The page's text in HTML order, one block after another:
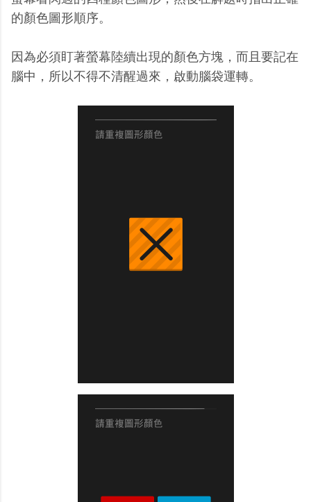
的顏色圖形順序。
因為必須盯著螢幕陸續出現的顏色方塊，而且要記在
腦中，所以不得不清醒過來，啟動腦袋運轉。